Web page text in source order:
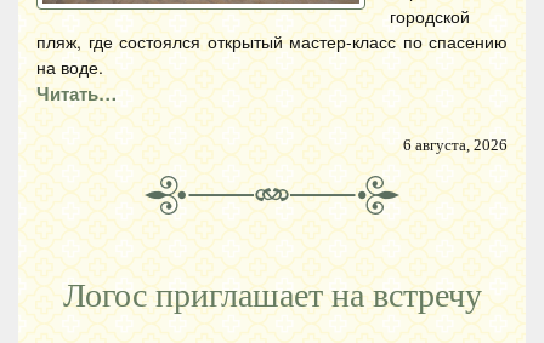
городской
пляж, где состоялся открытый мастер-класс по спасению
на воде.
Читать…
6 августа, 2026
Логос приглашает на встречу